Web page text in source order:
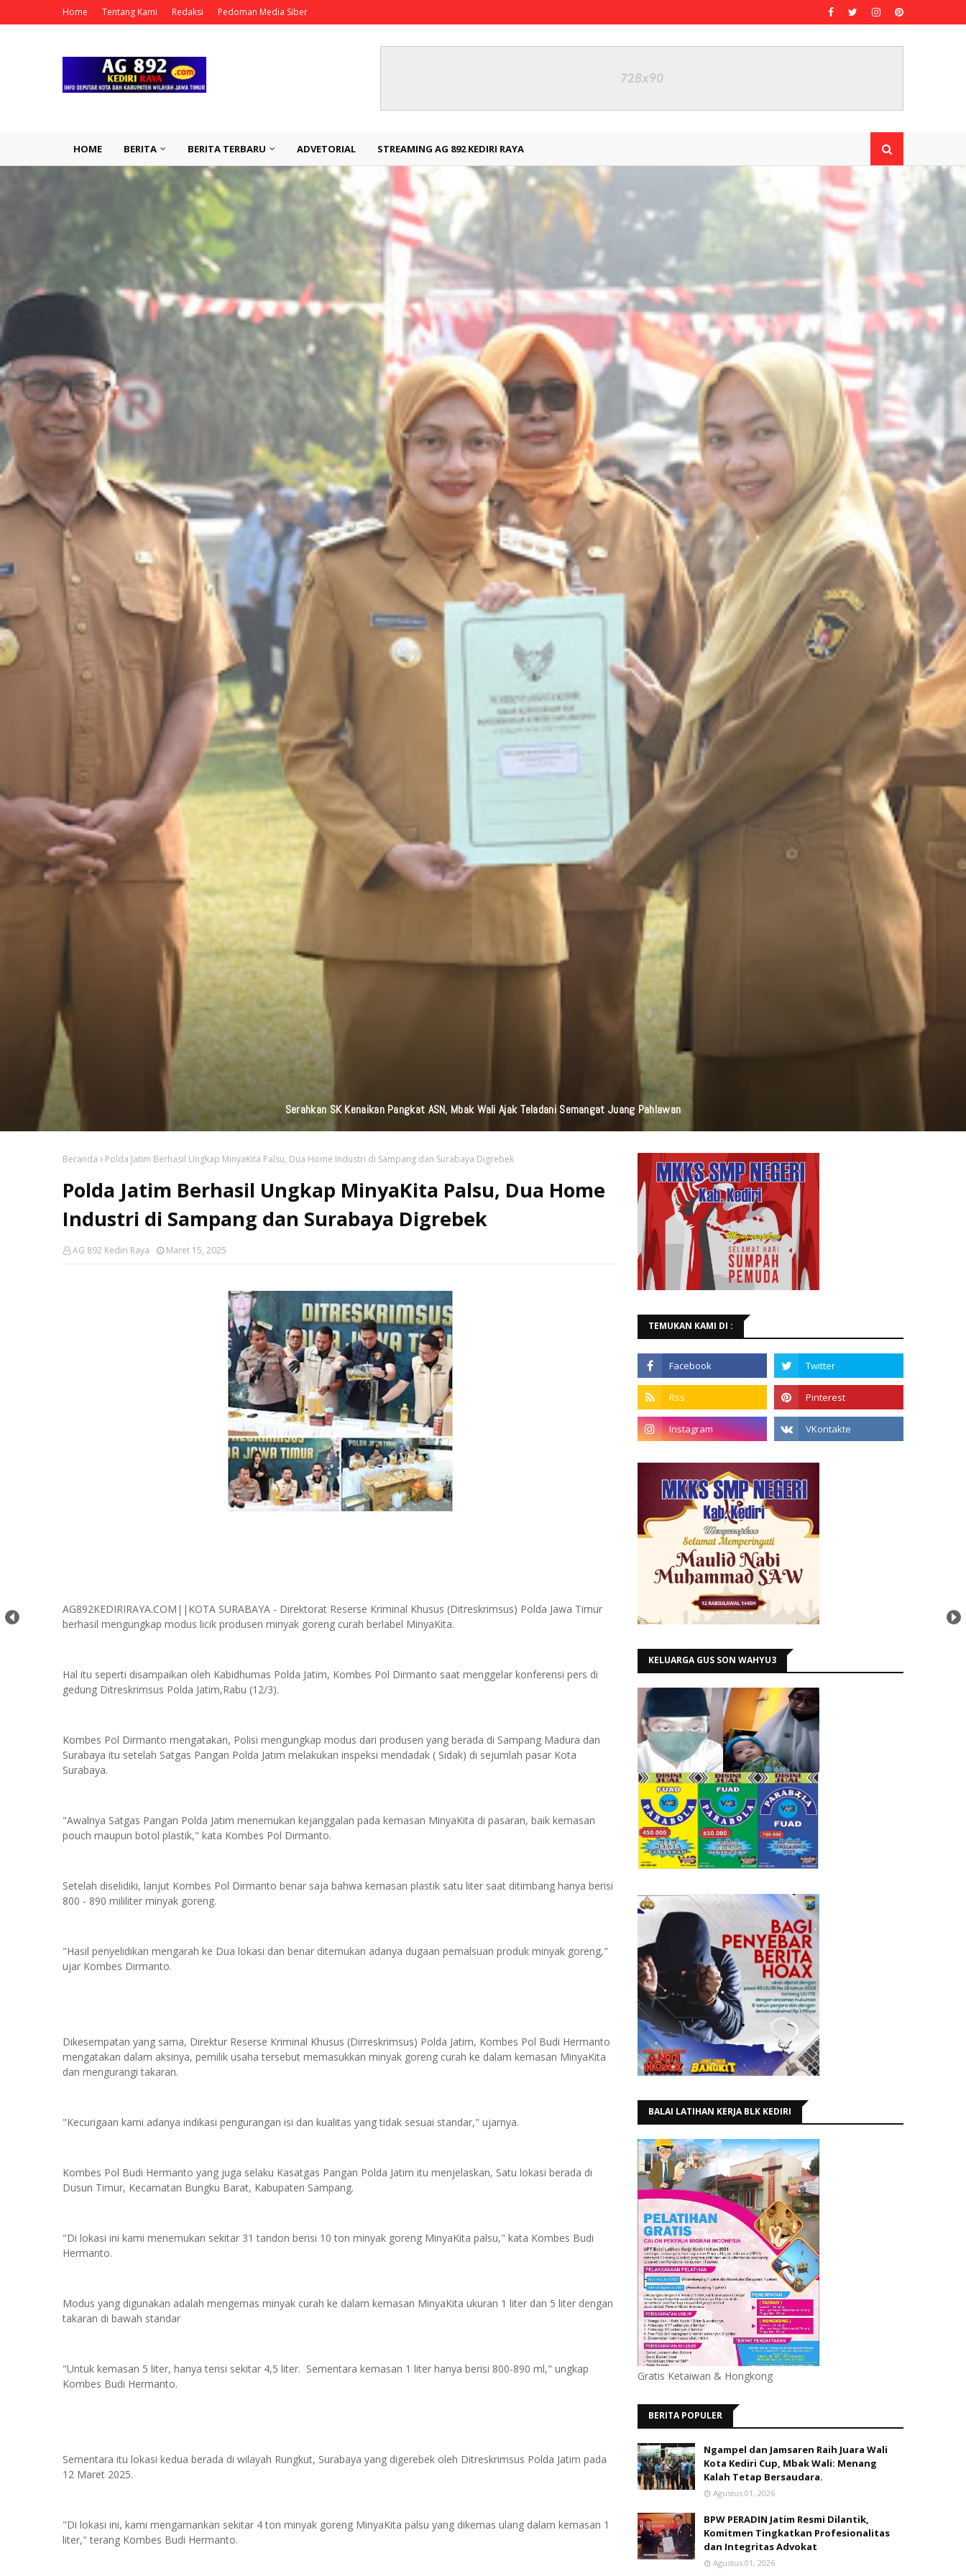
Home Tentang Kami Redaksi Pedoman Media Siber
HOME BERITA BERITA TERBARU ADVETORIAL STREAMING AG 892 KEDIRI RAYA
KAI Daop 7 Madiun Kembali Salurkan Bantuan TJSL Senilai Ratusan Juta Untuk Infrastruktur, Pendidikan, Pelestarian Budaya, Dan Disabilitas
Beranda Polda Jatim Berhasil Ungkap MinyaKita Palsu, Dua Home Industri di Sampang dan Surabaya Digrebek
Polda Jatim Berhasil Ungkap MinyaKita Palsu, Dua Home
Industri di Sampang dan Surabaya Digrebek
AG 892 Kediri Raya Maret 15, 2025
AG892KEDIRIRAYA.COM||KOTA SURABAYA - Direktorat Reserse Kriminal Khusus (Ditreskrimsus) Polda Jawa Timur
berhasil mengungkap modus licik produsen minyak goreng curah berlabel MinyaKita.
Hal itu seperti disampaikan oleh Kabidhumas Polda Jatim, Kombes Pol Dirmanto saat menggelar konferensi pers di
gedung Ditreskrimsus Polda Jatim,Rabu (12/3).
Kombes Pol Dirmanto mengatakan, Polisi mengungkap modus dari produsen yang berada di Sampang Madura dan
Surabaya itu setelah Satgas Pangan Polda Jatim melakukan inspeksi mendadak ( Sidak) di sejumlah pasar Kota
Surabaya.
"Awalnya Satgas Pangan Polda Jatim menemukan kejanggalan pada kemasan MinyaKita di pasaran, baik kemasan
pouch maupun botol plastik," kata Kombes Pol Dirmanto.
Setelah diselidiki, lanjut Kombes Pol Dirmanto benar saja bahwa kemasan plastik satu liter saat ditimbang hanya berisi
800 - 890 mililiter minyak goreng.
"Hasil penyelidikan mengarah ke Dua lokasi dan benar ditemukan adanya dugaan pemalsuan produk minyak goreng,"
ujar Kombes Dirmanto.
Dikesempatan yang sama, Direktur Reserse Kriminal Khusus (Dirreskrimsus) Polda Jatim, Kombes Pol Budi Hermanto
mengatakan dalam aksinya, pemilik usaha tersebut memasukkan minyak goreng curah ke dalam kemasan MinyaKita
dan mengurangi takaran.
"Kecurigaan kami adanya indikasi pengurangan isi dan kualitas yang tidak sesuai standar," ujarnya.
Kombes Pol Budi Hermanto yang juga selaku Kasatgas Pangan Polda Jatim itu menjelaskan, Satu lokasi berada di
Dusun Timur, Kecamatan Bungku Barat, Kabupaten Sampang.
"Di lokasi ini kami menemukan sekitar 31 tandon berisi 10 ton minyak goreng MinyaKita palsu," kata Kombes Budi
Hermanto.
Modus yang digunakan adalah mengemas minyak curah ke dalam kemasan MinyaKita ukuran 1 liter dan 5 liter dengan
takaran di bawah standar
"Untuk kemasan 5 liter, hanya terisi sekitar 4,5 liter. Sementara kemasan 1 liter hanya berisi 800-890 ml," ungkap
Kombes Budi Hermanto.
Sementara itu lokasi kedua berada di wilayah Rungkut, Surabaya yang digerebek oleh Ditreskrimsus Polda Jatim pada
12 Maret 2025.
"Di lokasi ini, kami mengamankan sekitar 4 ton minyak goreng MinyaKita palsu yang dikemas ulang dalam kemasan 1
liter," terang Kombes Budi Hermanto.
TEMUKAN KAMI DI :
KELUARGA GUS SON WAHYU3
BALAI LATIHAN KERJA BLK KEDIRI
Gratis Ketaiwan & Hongkong
BERITA POPULER
Ngampel dan Jamsaren Raih Juara Wali
Kota Kediri Cup, Mbak Wali: Menang
Kalah Tetap Bersaudara.
Agustus 01, 2026
BPW PERADIN Jatim Resmi Dilantik,
Komitmen Tingkatkan Profesionalitas
dan Integritas Advokat
Agustus 01, 2026